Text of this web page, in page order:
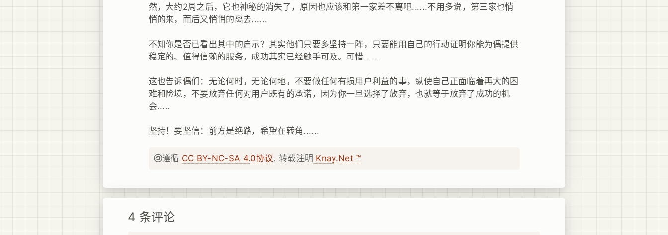
然，大约2周之后，它也神秘的消失了，原因也应该和第一家差不离吧......不用多说，第三家也悄
悄的来，而后又悄悄的离去......
不知你是否已看出其中的启示？其实他们只要多坚持一阵，只要能用自己的行动证明你能为偶提供
稳定的、值得信赖的服务，成功其实已经触手可及。可惜......
这也告诉偶们：无论何时，无论何地，不要做任何有损用户利益的事，纵使自己正面临着再大的困
难和险境，不要放弃任何对用户既有的承诺，因为你一旦选择了放弃，也就等于放弃了成功的机
会.....
坚持！要坚信：前方是绝路，希望在转角......
遵循 CC BY-NC-SA 4.0协议. 转载注明 Knay.Net ™
4 条评论